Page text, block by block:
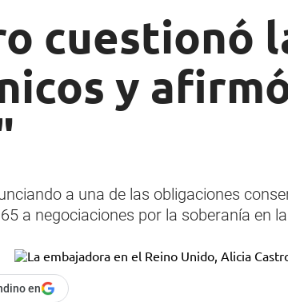
cuestionó
y
a una de las obligaciones
a negociaciones por la soberanía en
en